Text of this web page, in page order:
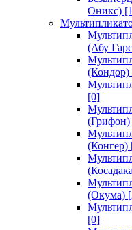
Оникс)
(Абу
(Кондор)
[0]
(Грифон)
(Конгер)
(Окума)
[0]